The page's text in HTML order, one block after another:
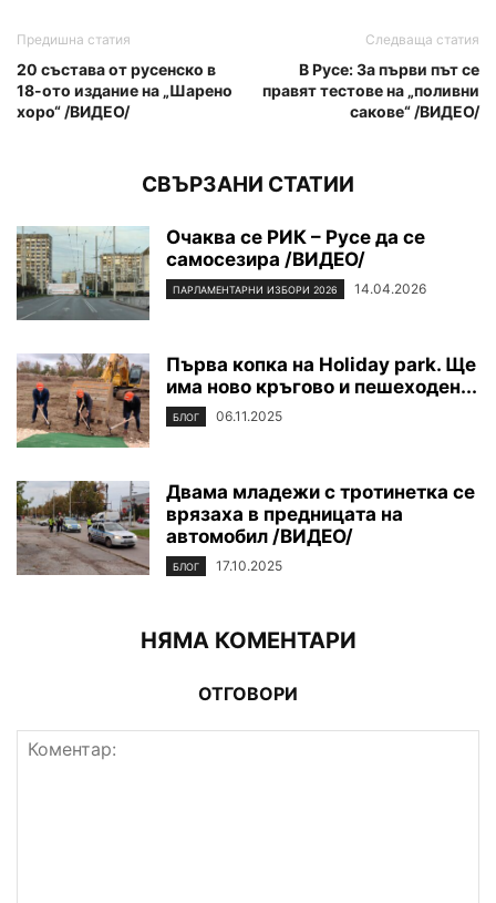
Предишна статия
20 състава от русенско в
18-ото издание на „Шарено
хоро“ /ВИДЕО/
Следваща статия
В Русе: За първи път се
правят тестове на „поливни
сакове“ /ВИДЕО/
СВЪРЗАНИ СТАТИИ
Очаква се РИК – Русе да се
самосезира /ВИДЕО/
ПАРЛАМЕНТАРНИ ИЗБОРИ 2026 14.04.2026
Първа копка на Holiday park. Ще
има ново кръгово и пешеходен...
БЛОГ 06.11.2025
Двама младежи с тротинетка се
врязаха в предницата на
автомобил /ВИДЕО/
БЛОГ 17.10.2025
НЯМА КОМЕНТАРИ
ОТГОВОРИ